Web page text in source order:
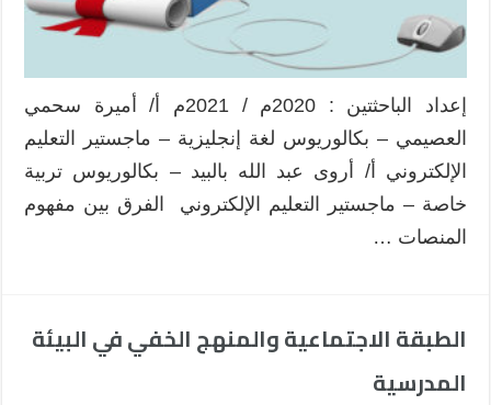
إعداد الباحثتين : 2020م / 2021م أ/ أميرة سحمي
العصيمي – بكالوريوس لغة إنجليزية – ماجستير التعليم
الإلكتروني أ/ أروى عبد الله بالبيد – بكالوريوس تربية
خاصة – ماجستير التعليم الإلكتروني الفرق بين مفهوم
المنصات …
الطبقة الاجتماعية والمنهج الخفي في البيئة
المدرسية